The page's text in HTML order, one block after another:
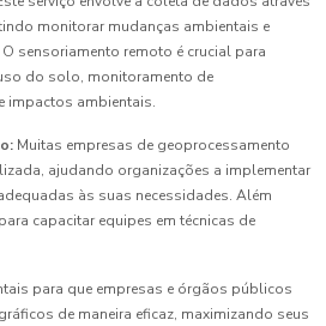
monitorar mudanças ambientais e
sensoriamento remoto é crucial para
do solo, monitoramento de
impactos ambientais.
Muitas empresas de geoprocessamento
ajudando organizações a implementar
às suas necessidades. Além
capacitar equipes em técnicas de
para que empresas e órgãos públicos
de maneira eficaz, maximizando seus